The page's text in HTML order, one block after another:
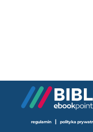
regulamin | polityka